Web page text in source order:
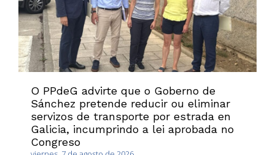
O PPdeG advirte que o Goberno de
Sánchez pretende reducir ou eliminar
servizos de transporte por estrada en
Galicia, incumprindo a lei aprobada no
Congreso